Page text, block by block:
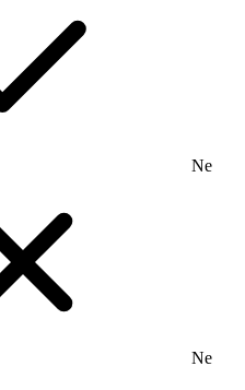
Ne
Ne